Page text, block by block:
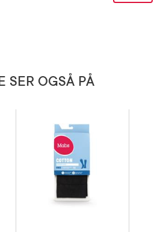
SER OGSÅ PÅ